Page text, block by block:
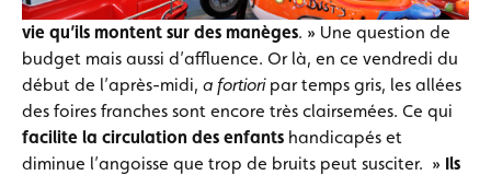
vie qu’ils montent sur des manèges. » Une question de
budget mais aussi d’affluence. Or là, en ce vendredi du
début de l’après-midi, a fortioripar temps gris, les allées
des foires franches sont encore très clairsemées. Ce qui
facilite la circulation des enfants handicapés et
diminue l’angoisse que trop de bruits peut susciter. » Ils